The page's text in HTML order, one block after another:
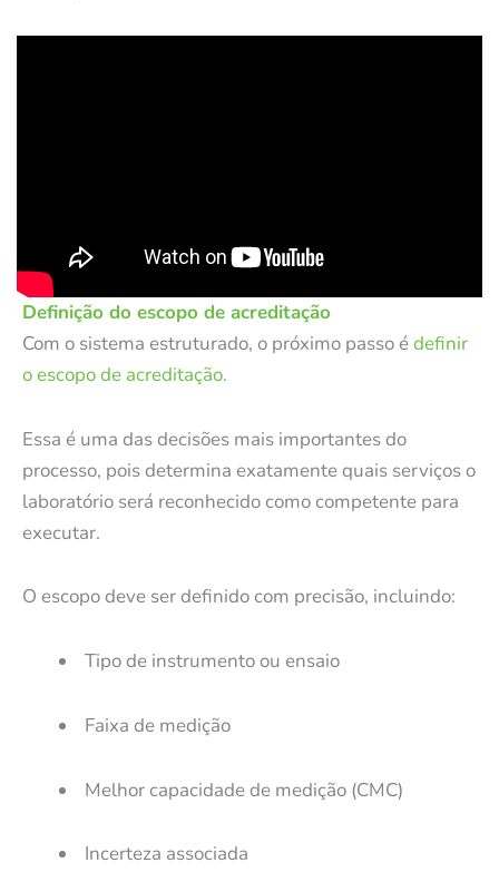
Definição do escopo de acreditação
Com o sistema estruturado, o próximo passo édefinir
o escopo de acreditação.
Essa é uma das decisões mais importantes do
processo, pois determina exatamente quais serviços o
laboratório será reconhecido como competente para
executar.
O escopo deve ser definido com precisão, incluindo:
Tipo de instrumento ou ensaio
Faixa de medição
Melhor capacidade de medição (CMC)
Incerteza associada